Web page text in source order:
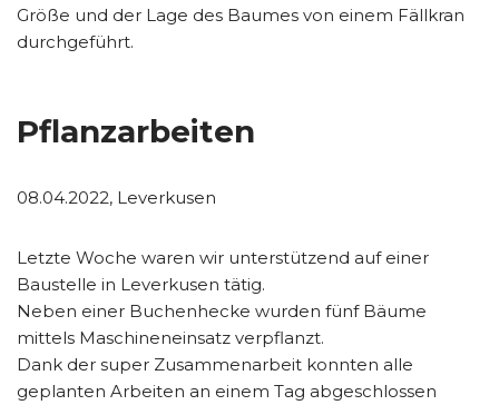
Größe und der Lage des Baumes von einem Fällkran
durchgeführt.
Pflanzarbeiten
08.04.2022, Leverkusen
Letzte Woche waren wir unterstützend auf einer
Baustelle in Leverkusen tätig.
Neben einer Buchenhecke wurden fünf Bäume
mittels Maschineneinsatz verpflanzt.
Dank der super Zusammenarbeit konnten alle
geplanten Arbeiten an einem Tag abgeschlossen